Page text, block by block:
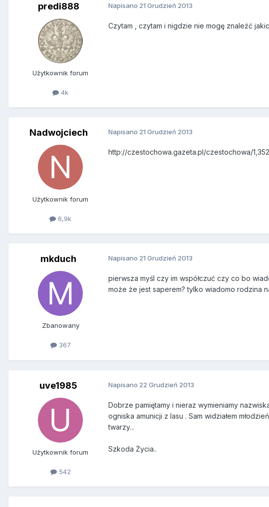
predi888
Użytkownik forum
4k
Napisano 21 Grudzień 2013
Czytam , czytam i nigdzie nie mogę znaleźć
Nadwojciech
Użytkownik forum
6,9k
Napisano 21 Grudzień 2013
http://czestochowa.gazeta.pl/czestochowa/
mkduch
Zbanowany
367
Napisano 21 Grudzień 2013
pierwsza myśl czy im współczuć czy co bo
może że jest saperem? tylko wiadomo rodzina
uve1985
Użytkownik forum
542
Napisano 22 Grudzień 2013
Dobrze pamiętamy i nieraz wymieniamy
ogniska amunicji z lasu . Sam widziałem
twarzy...
Szkoda Życia..